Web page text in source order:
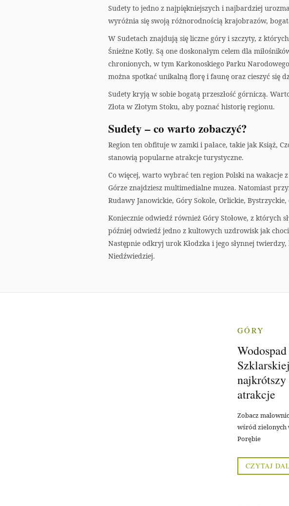
Sudety to jedno z najpiękniejszych i najbardziej
wyróżnia się swoją różnorodnością krajobrazów,
W Sudetach znajdują się liczne góry i szczyty, z
Śnieżne Kotły. Są one doskonałym celem dla
chronionych, w tym Karkonoskiego Parku
można spotkać unikalną florę i faunę oraz cieszyć się
Sudety kryją w sobie bogatą przeszłość górniczą.
Złota w Złotym Stoku, aby poznać historię regionu.
Sudety – co warto zobaczyć?
Region ten obfituje w zamki i pałace, takie jak Książ,
stanowią popularne atrakcje turystyczne.
Co więcej, warto wybrać ten region Polski na wakacje
Górze znajdziesz multimedialne muzea. Natomiast
Rudawy Janowickie, Góry Sokole, Orlickie, Bystrzyckie,
Koniecznie odwiedź również Góry Stołowe, z których
później odwiedź jedno z kultowych uzdrowisk jak
Następnie odkryj urok Kłodzka i jego słynnej
Niedźwiedziej.
GÓRY
atrakcje
Zobacz
wśród zielonych
Porębie
CZYTAJ